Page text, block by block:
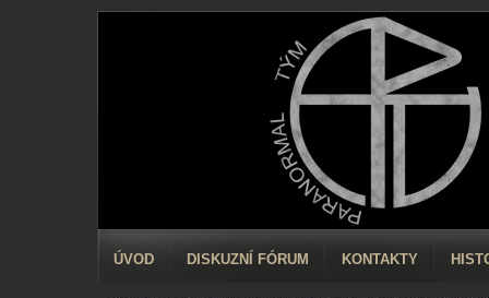
ÚVOD DISKUZNÍ FÓRUM KONTAKTY